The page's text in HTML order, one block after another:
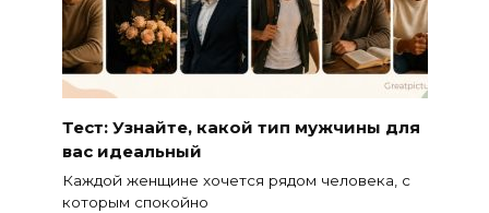
Тест: Узнайте, какой тип мужчины для
вас идеальный
Каждой женщине хочется рядом человека, с
которым спокойно